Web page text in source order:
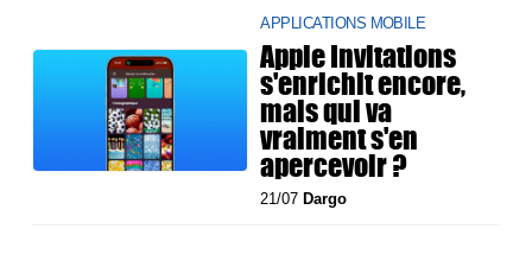
APPLICATIONS MOBILE
Apple Invitations
s'enrichit encore,
mais qui va
vraiment s'en
apercevoir ?
21/07Dargo